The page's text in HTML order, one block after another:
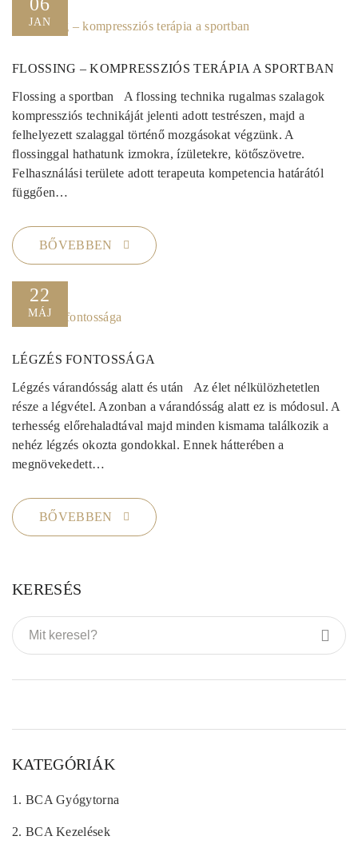
JAN
FLOSSING – KOMPRESSZIÓS TERÁPIA A SPORTBAN
Flossing a sportban A flossing technika rugalmas szalagok
kompressziós technikáját jelenti adott testrészen, majd a
felhelyezett szalaggal történő mozgásokat végzünk. A
flossinggal hathatunk izmokra, ízületekre, kötőszövetre.
Felhasználási területe adott terapeuta kompetencia határától
függően…
BŐVEBBEN
22
MÁJ
LÉGZÉS FONTOSSÁGA
Légzés várandósság alatt és után Az élet nélkülözhetetlen
része a légvétel. Azonban a várandósság alatt ez is módosul. A
terhesség előrehaladtával majd minden kismama találkozik a
nehéz légzés okozta gondokkal. Ennek hátterében a
megnövekedett…
BŐVEBBEN
KERESÉS
KATEGÓRIÁK
1. BCA Gyógytorna
2. BCA Kezelések